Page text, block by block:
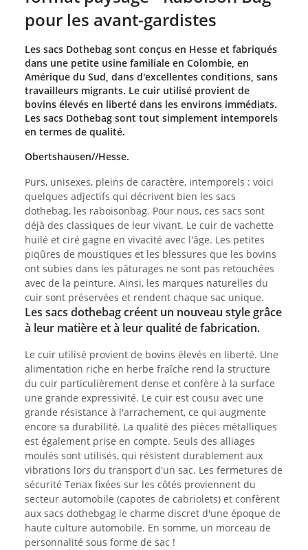
pour les avant-gardistes
Les sacs Dothebag sont conçus en Hesse et fabriqués
dans une petite usine familiale en Colombie, en
Amérique du Sud, dans d'excellentes conditions, sans
travailleurs migrants. Le cuir utilisé provient de
bovins élevés en liberté dans les environs immédiats.
Les sacs Dothebag sont tout simplement intemporels
en termes de qualité.
Obertshausen//Hesse.
Purs, unisexes, pleins de caractère, intemporels : voici
quelques adjectifs qui décrivent bien les sacs
dothebag, les raboisonbag. Pour nous, ces sacs sont
déjà des classiques de leur vivant. Le cuir de vachette
huilé et ciré gagne en vivacité avec l'âge. Les petites
piqûres de moustiques et les blessures que les bovins
ont subies dans les pâturages ne sont pas retouchées
avec de la peinture. Ainsi, les marques naturelles du
cuir sont préservées et rendent chaque sac unique.
Les sacs dothebag créent un nouveau style grâce
à leur matière et à leur qualité de fabrication.
Le cuir utilisé provient de bovins élevés en liberté. Une
alimentation riche en herbe fraîche rend la structure
du cuir particulièrement dense et confère à la surface
une grande expressivité. Le cuir est cousu avec une
grande résistance à l'arrachement, ce qui augmente
encore sa durabilité. La qualité des pièces métalliques
est également prise en compte. Seuls des alliages
moulés sont utilisés, qui résistent durablement aux
vibrations lors du transport d'un sac. Les fermetures de
sécurité Tenax fixées sur les côtés proviennent du
secteur automobile (capotes de cabriolets) et confèrent
aux sacs dothebgag le charme discret d'une époque de
haute culture automobile. En somme, un morceau de
personnalité sous forme de sac !